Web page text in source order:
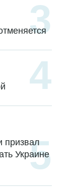
призвал
Украине